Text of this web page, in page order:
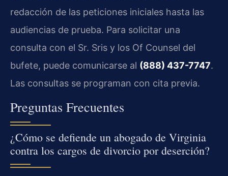
redacción de las peticiones iniciales hasta las
audiencias de prueba. Para solicitar una
consulta con el Sr. Sris y los Of Counsel del
bufete, puede comunicarse al (888) 437-7747.
Las consultas se programan con cita previa.
Preguntas Frecuentes
¿Cómo se defiende un abogado de Virginia
contra los cargos de divorcio por deserción?